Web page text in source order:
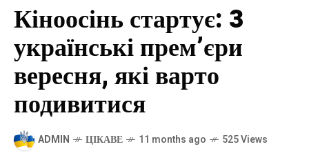
Кіноосінь стартує: 3
українські прем’єри
вересня, які варто
подивитися
ADMIN ЦІКАВЕ 11 months ago 525 Views